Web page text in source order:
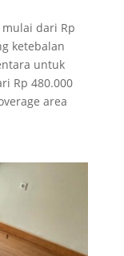
dari Rp
ketebalan
untuk
Rp 480.000
area